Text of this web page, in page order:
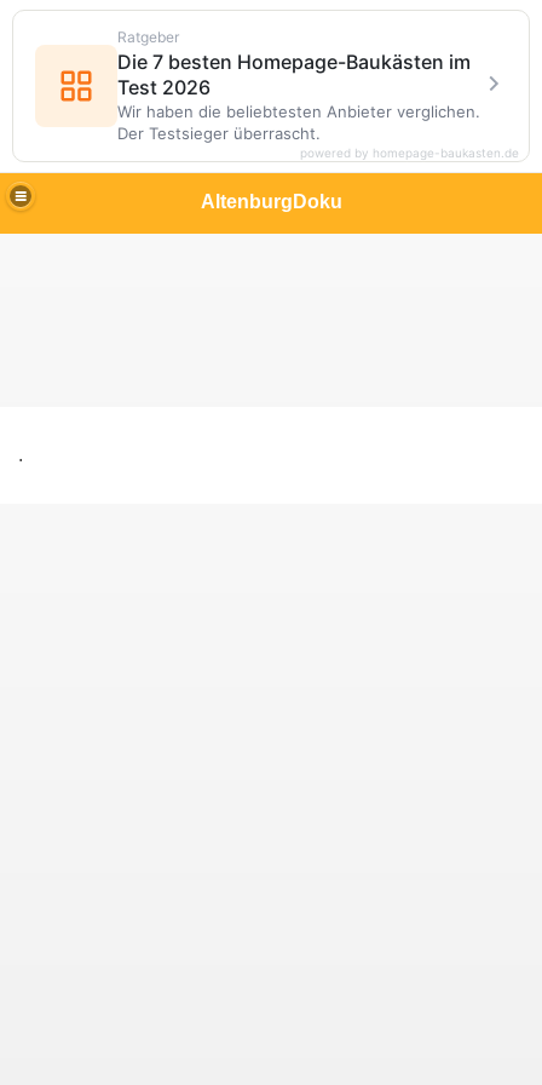
AltenburgDoku
.
Ratgeber
Die 7 besten Homepage-Baukästen im
Test 2026
Wir haben die beliebtesten Anbieter verglichen.
Der Testsieger überrascht.
powered by homepage-baukasten.de